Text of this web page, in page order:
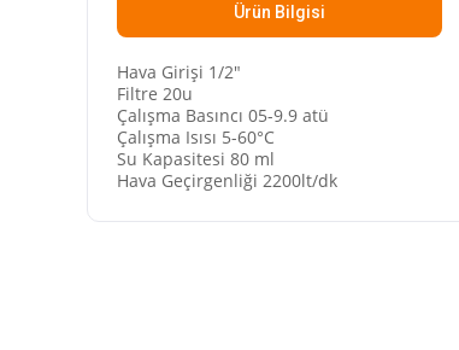
Ürün Bilgisi
Hava Girişi 1/2"
Filtre 20u
Çalışma Basıncı 05-9.9 atü
Çalışma Isısı 5-60°C
Su Kapasitesi 80 ml
Hava Geçirgenliği 2200lt/dk
Bu ürünün fiyat bilgisi, resim, ürün